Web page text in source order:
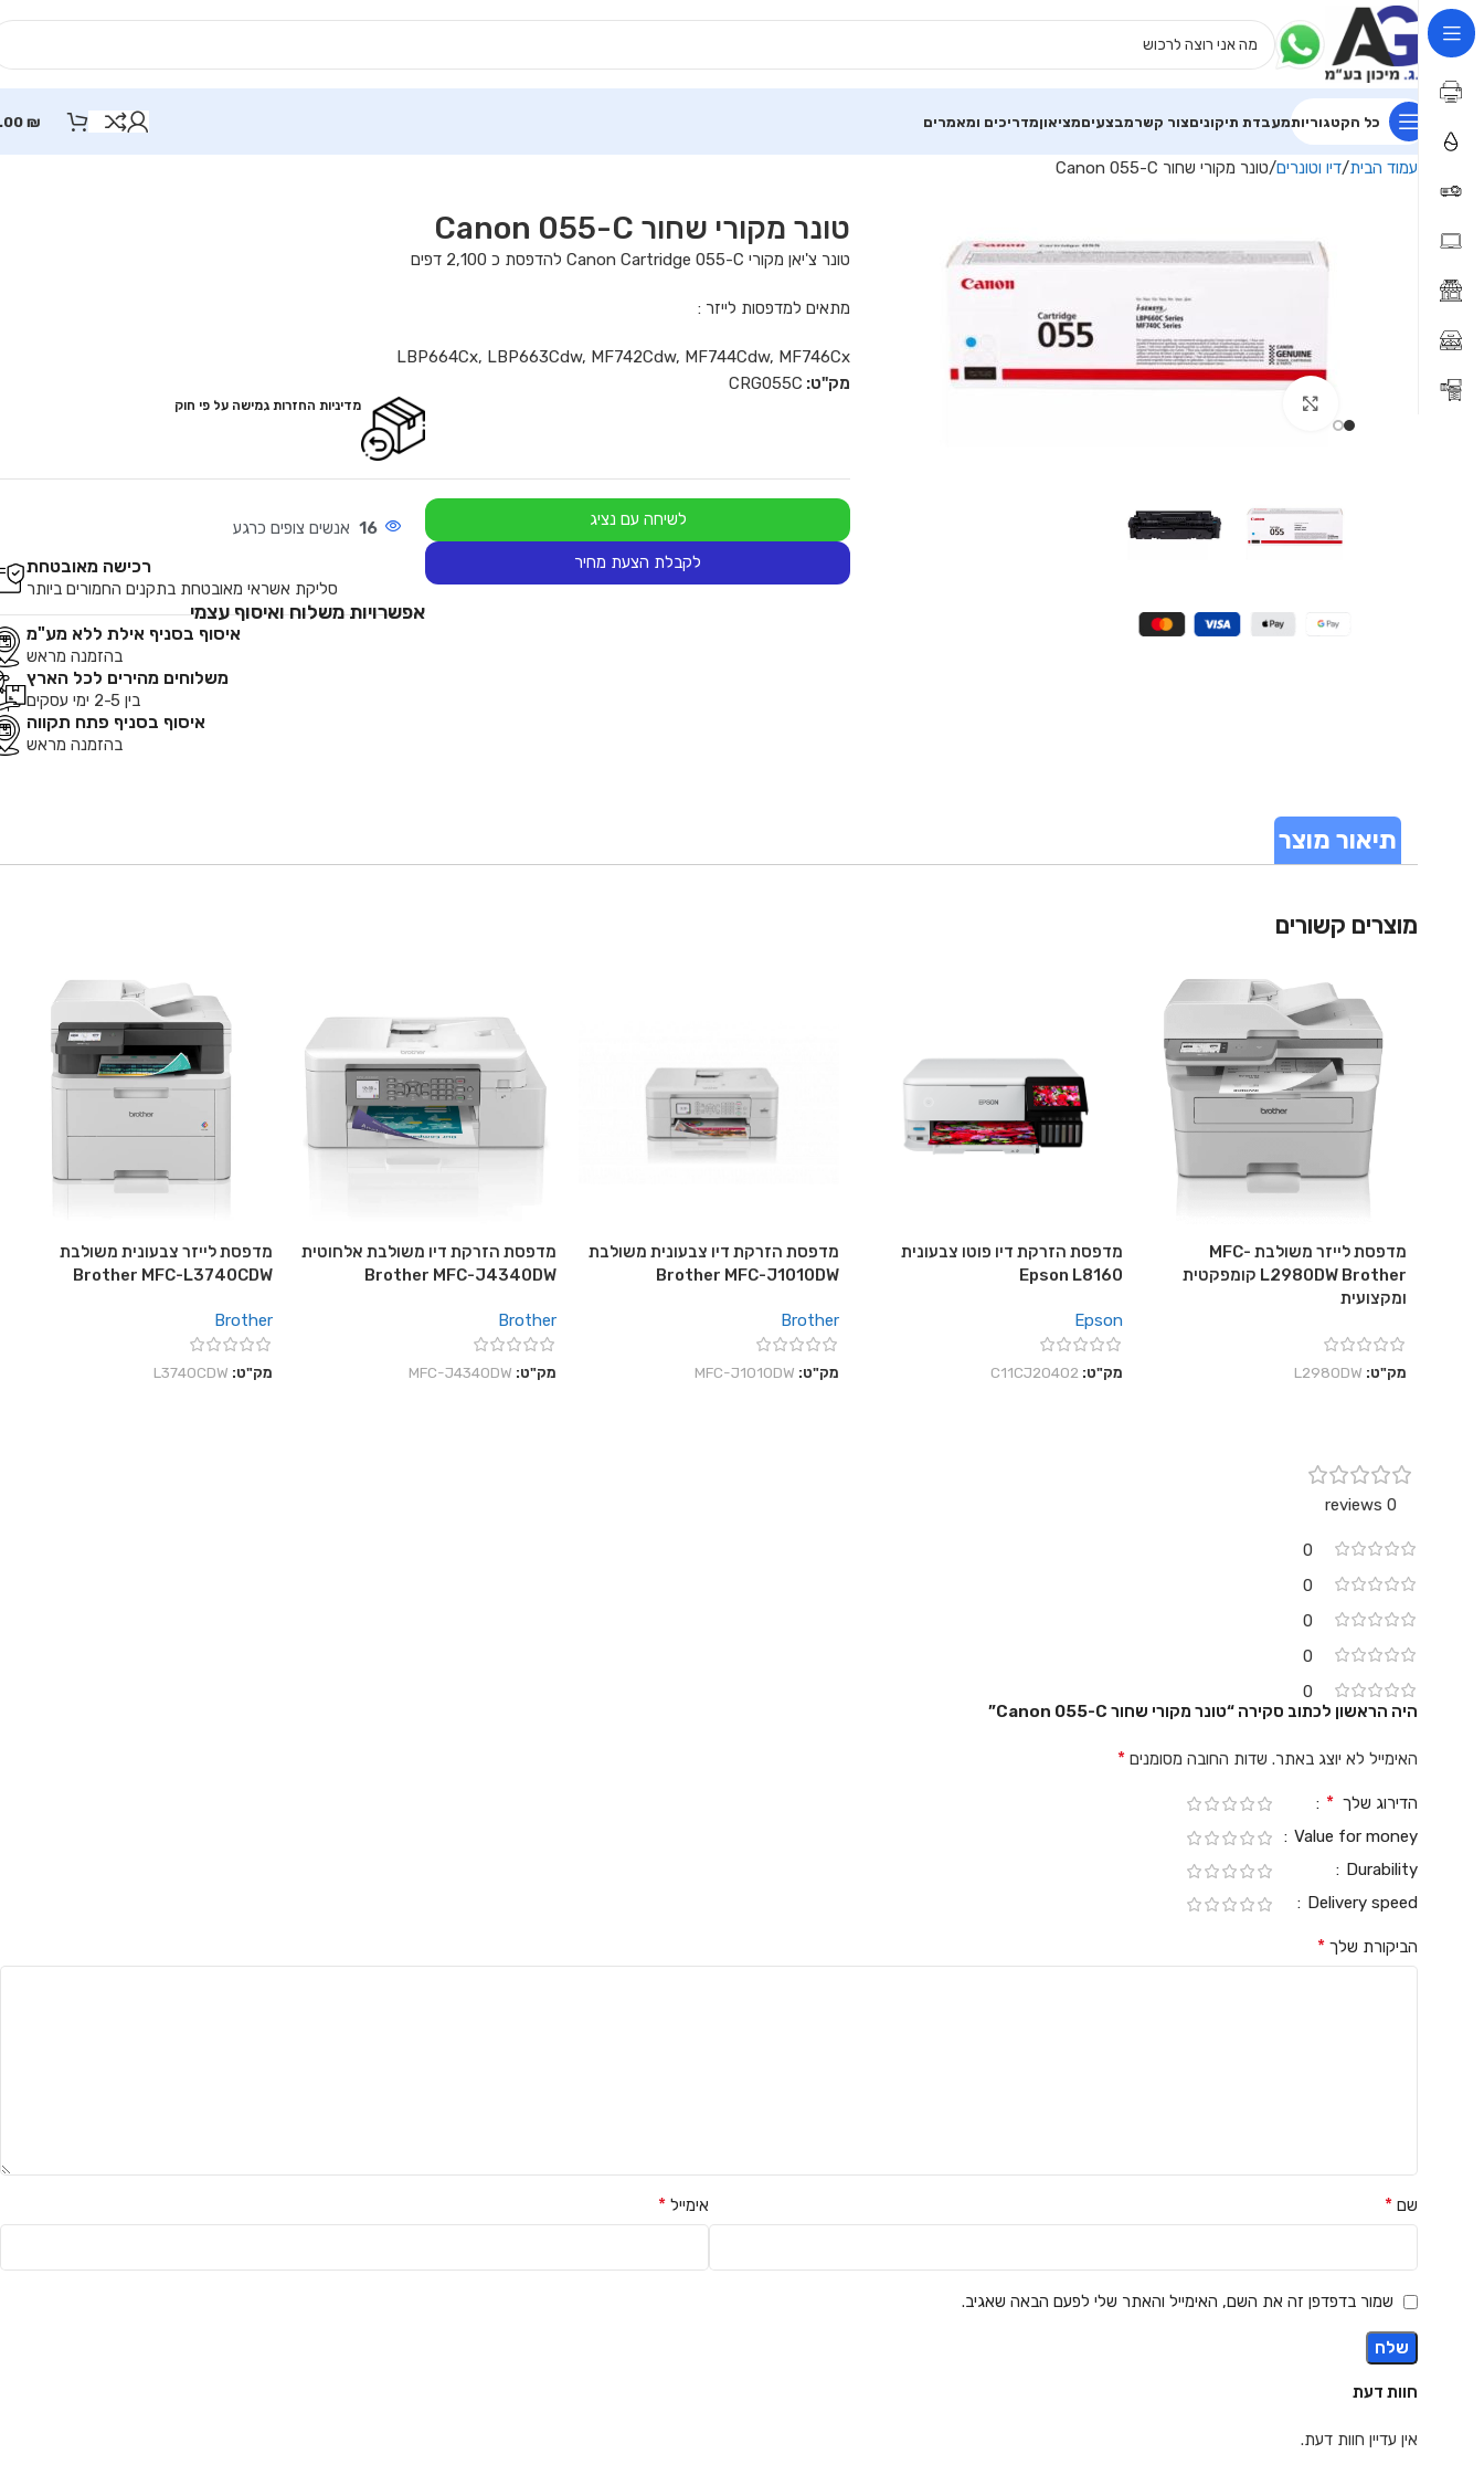
כל הקטגוריותמעבדת תיקוניםצור קשרמבצעיםמציאוןמדריכים ומאמרים ₪
עמוד הבית דיו וטונרים טונר מקורי שחור Canon 055-C
טונר מקורי שחור Canon 055-C
טונר צ'יאן מקורי Canon Cartridge 055-C להדפסת כ 2,100 דפים
מתאים למדפסות לייזר :
LBP664Cx, LBP663Cdw, MF742Cdw, MF744Cdw, MF746Cx
מק"ט: CRG055C
מדיניות החזרות גמישה על פי חוק
לשיחה עם נציג
לקבלת הצעת מחיר
16 אנשים צופים כרגע
רכישה מאובטחת
סליקת אשראי מאובטחת בתקנים החמורים ביותר
אפשרויות משלוח ואיסוף עצמי
איסוף בסניף אילת ללא מע"מ
בהזמנה מראש
משלוחים מהירים לכל הארץ
בין 2-5 ימי עסקים
איסוף בסניף פתח תקווה
בהזמנה מראש
תיאור מוצר
מוצרים קשורים
מדפסת לייזר משולבת MFC-
L2980DW Brother קומפקטית
ומקצועית
מק"ט: L2980DW
מדפסת הזרקת דיו פוטו צבעונית
Epson L8160
Epson
מק"ט: C11CJ20402
מדפסת הזרקת דיו צבעונית משולבת
Brother MFC-J1010DW
Brother
מק"ט: MFC-J1010DW
מדפסת הזרקת דיו משולבת אלחוטית
Brother MFC-J4340DW
Brother
מק"ט: ‎MFC-J4340DW
מדפסת לייזר צבעונית משולבת
Brother MFC-L3740CDW
Brother
מק"ט: L3740CDW
0 reviews
0
0
0
0
0
חוות דעת
אין עדיין חוות דעת.
היה הראשון לכתוב סקירה “טונר מקורי שחור Canon 055-C”
האימייל לא יוצג באתר. שדות החובה מסומנים *
הדירוג שלך *
Value for money
Durability
Delivery speed
הביקורת שלך *
שם * אימייל *
שמור בדפדפן זה את השם, האימייל והאתר שלי לפעם הבאה שאגיב.